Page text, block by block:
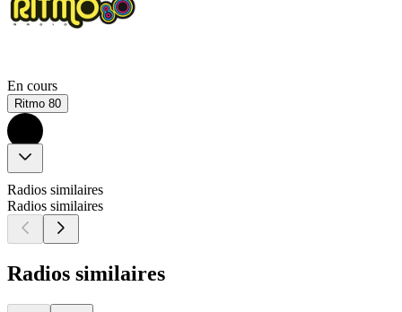
En cours
Ritmo 80
Radios similaires
Radios similaires
Radios similaires